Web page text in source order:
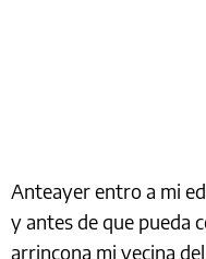
Anteayer entro a mi
y antes de que pueda
arrincona mi vecina